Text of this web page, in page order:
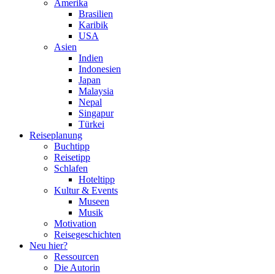
Amerika
Brasilien
Karibik
USA
Asien
Indien
Indonesien
Japan
Malaysia
Nepal
Singapur
Türkei
Reiseplanung
Buchtipp
Reisetipp
Schlafen
Hoteltipp
Kultur & Events
Museen
Musik
Motivation
Reisegeschichten
Neu hier?
Ressourcen
Die Autorin